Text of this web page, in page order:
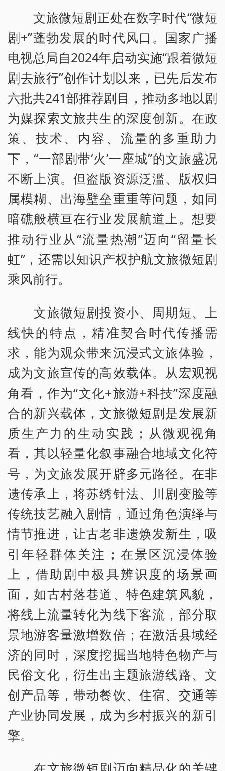
文旅微短剧正处在数字时代“微短
剧+”蓬勃发展的时代风口。国家广播
电视总局自2024年启动实施“跟着微短
剧去旅行”创作计划以来，已先后发布
六批共241部推荐剧目，推动多地以剧
为媒探索文旅共生的深度创新。在政
策、技术、内容、流量的多重助力
下，“一部剧带‘火’一座城”的文旅盛况
不断上演。但盗版资源泛滥、版权归
属模糊、出海壁垒重重等问题，如同
暗礁般横亘在行业发展航道上。想要
推动行业从“流量热潮”迈向“留量长
虹”，还需以知识产权护航文旅微短剧
乘风前行。
文旅微短剧投资小、周期短、上
线快的特点，精准契合时代传播需
求，能为观众带来沉浸式文旅体验，
成为文旅宣传的高效载体。从宏观视
角看，作为“文化+旅游+科技”深度融
合的新兴载体，文旅微短剧是发展新
质生产力的生动实践；从微观视角
看，其以轻量化叙事融合地域文化符
号，为文旅发展开辟多元路径。在非
遗传承上，将苏绣针法、川剧变脸等
传统技艺融入剧情，通过角色演绎与
情节推进，让古老非遗焕发新生，吸
引年轻群体关注；在景区沉浸体验
上，借助剧中极具辨识度的场景画
面，如古村落巷道、特色建筑风貌，
将线上流量转化为线下客流，部分取
景地游客量激增数倍；在激活县域经
济的同时，深度挖掘当地特色物产与
民俗文化，衍生出主题旅游线路、文
创产品等，带动餐饮、住宿、交通等
产业协同发展，成为乡村振兴的新引
擎。